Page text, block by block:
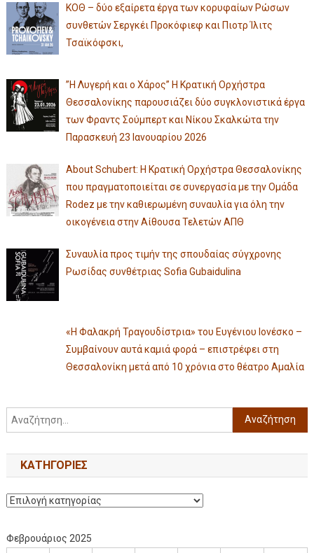
ΚΟΘ – δύο εξαίρετα έργα των κορυφαίων Ρώσων
συνθετών Σεργκέι Προκόφιεφ και Πιοτρ Ίλιτς
Τσαϊκόφσκι,
”Η Λυγερή και ο Χάρος” Η Κρατική Ορχήστρα
Θεσσαλονίκης παρουσιάζει δύο συγκλονιστικά έργα
των Φραντς Σούμπερτ και Νίκου Σκαλκώτα την
Παρασκευή 23 Ιανουαρίου 2026
About Schubert: Η Κρατική Ορχήστρα Θεσσαλονίκης
που πραγματοποιείται σε συνεργασία με την Ομάδα
Rodez με την καθιερωμένη συναυλία για όλη την
οικογένεια στην Αίθουσα Τελετών ΑΠΘ
Συναυλία προς τιμήν της σπουδαίας σύγχρονης
Ρωσίδας συνθέτριας Sofia Gubaidulina
«Η Φαλακρή Τραγουδίστρια» του Ευγένιου Ιονέσκο –
Συμβαίνουν αυτά καμιά φορά – επιστρέφει στη
Θεσσαλονίκη μετά από 10 χρόνια στο θέατρο Αμαλία
KΑΤΗΓΟΡΊΕΣ
Φεβρουάριος 2025